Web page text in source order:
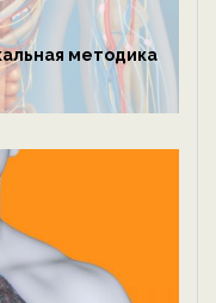
методика